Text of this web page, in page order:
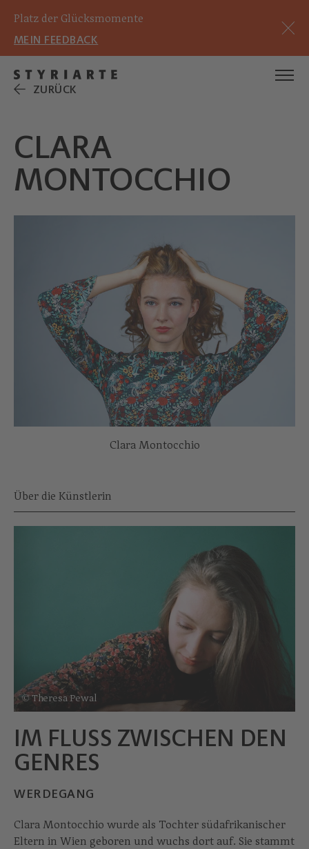
Platz der Glücksmomente
MEIN FEEDBACK
ZURÜCK
CLARA
MONTOCCHIO
Clara Montocchio
Über die Künstlerin
© Theresa Pewal
IM FLUSS ZWISCHEN DEN
GENRES
WERDEGANG
Clara Montocchio wurde als Tochter südafrikanischer
Eltern in Wien geboren und wuchs dort auf. Sie stammt